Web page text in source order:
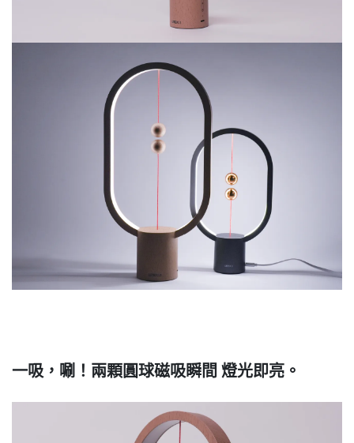
一吸，唰！兩顆圓球磁吸瞬間 燈光即亮。